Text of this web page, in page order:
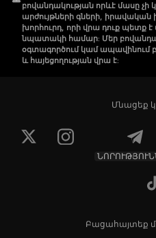
բովանդակության որևէ մասը
արժույթների գների,
խորհուրդ, որի վրա դուք պետք
նպատակի համար: Մեր
օգտագործում կամ
և հայեցողության վրա է:
Մնացեք
Բացահայտեք